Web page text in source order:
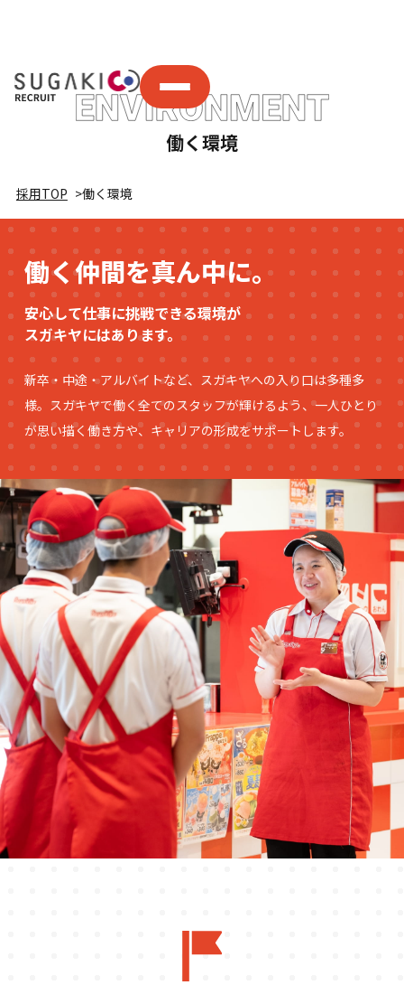
働く環境
採用TOP 働く環境
働く仲間を真ん中に。
安心して仕事に挑戦できる環境が
スガキヤにはあります。
新卒・中途・アルバイトなど、スガキヤへの入り口は多種多
様。スガキヤで働く全てのスタッフが輝けるよう、一人ひとり
が思い描く働き方や、キャリアの形成をサポートします。